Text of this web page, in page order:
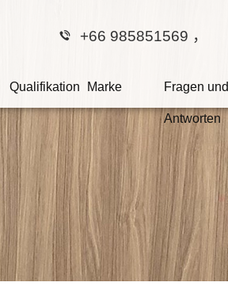
+66 985851569 ，
Qualifikation Marke Fragen und
Antworten